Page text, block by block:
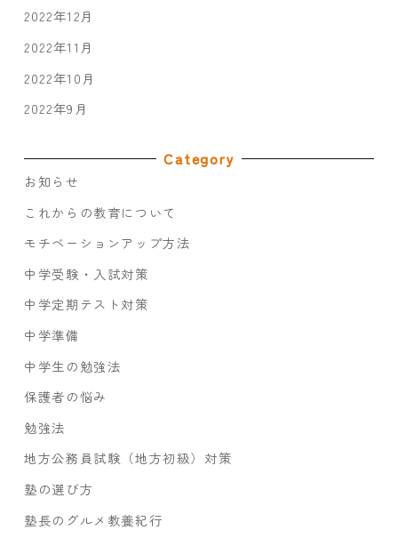
2022年12月
2022年11月
2022年10月
2022年9月
Category
お知らせ
これからの教育について
モチベーションアップ方法
中学受験・入試対策
中学定期テスト対策
中学準備
中学生の勉強法
保護者の悩み
勉強法
地方公務員試験（地方初級）対策
塾の選び方
塾長のグルメ教養紀行